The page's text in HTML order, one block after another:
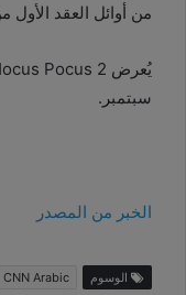
من أوائل العقد
سبتمبر.
الخبر من المصدر
الوسوم CNN Arabic